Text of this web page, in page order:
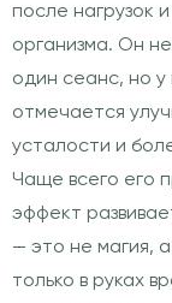
после нагрузок
организма. Он
один сеанс, но у
отмечается
усталости и
Чаще всего его
эффект
— это не магия,
только в руках